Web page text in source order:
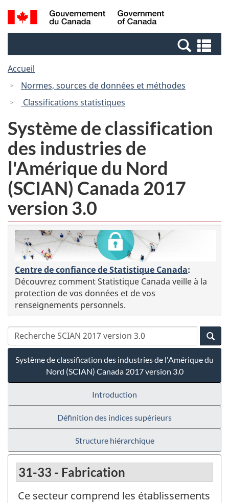
Passer
au
Passer
à
Canada
Recherche
et
et
Accueil
Normes, sources de données et méthodes
Classifications statistiques
Système de classification
des industries de
l'Amérique du Nord
(SCIAN) Canada 2017
version 3.0
Centre de confiance de Statistique Canada:
Découvrez comment Statistique Canada veille à la
protection de vos données et de vos
renseignements personnels.
Système de classification des industries de l'Amérique du
Nord (SCIAN) Canada 2017 version 3.0
Introduction
Définition des indices supérieurs
Structure hiérarchique
31-33 - Fabrication
Ce secteur comprend les établissements